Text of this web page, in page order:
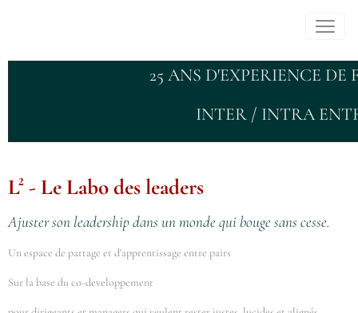
25 ANS D'EXPERIENCE
INTER / INTRA
L² - Le Labo des leaders
Ajuster son leadership dans un monde qui bouge sans cesse.
Un espace de partage et d'apprentissage entre pairs
Sur la base du co-developpement